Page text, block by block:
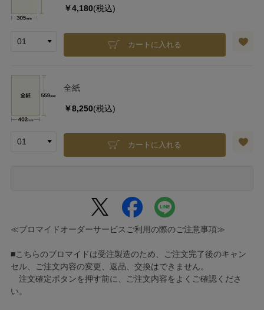
￥4,180(税込)
カートに入れる
全紙
￥8,250(税込)
カートに入れる
≪ブロマイドオーダーサービスご利用の際のご注意事項≫
■こちらのブロマイドは受注製造のため、ご注文完了後のキャン
セル、ご注文内容の変更、返品、交換はできません。
注文確定ボタンを押す前に、ご注文内容をよくご確認くださ
い。